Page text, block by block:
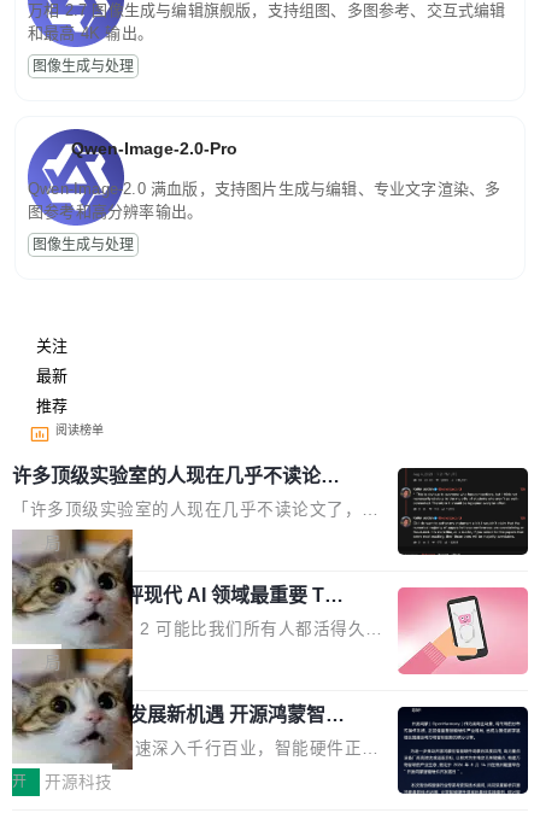
万相 2.7 图像生成与编辑旗舰版，支持组图、多图参考、交互式编辑
和最高 4K 输出。
图像生成与处理
Qwen-Image-2.0-Pro
Qwen-Image-2.0 满血版，支持图片生成与编辑、专业文字渲染、多
图参考和高分辨率输出。
图像生成与处理
关注
最新
推荐
阅读榜单
许多顶级实验室的人现在几乎不读论文
了
「许多顶级实验室的人现在几乎不读论文了，而
且他们认为 ICLR/ICML/NeurIPS 充斥着大量过
度宣传和欺诈。」 OpenAI 研究员 Keller Jorda
n 这条推文引发了广泛讨论。他不是在说风凉
话，他是说出了一个圈内人尽皆知但很少公开捅
破的事实。 Jordan 随后补充了一句软化声明：
「我不认为这些会议上大部分论文都在过度宣传
或造假。问题是，作为读者，如果你筛选出那些
看起来最令人兴奋的论文，那它们大部分都是过
度宣传的。」 这才是真正的痛点。不是所有论文
都有问题，是最吸引眼球的那批论文最有问题。
局
xAI 前工程师评现代 AI 领域最重要 Top
3 开源项目
Flash Attention 2 可能比我们所有人都活得久。
这句话不是来自某个技术博客，而是出自 Hieu
Pham 的一条推文。Hieu Pham 是谁？他是 xAI
的早期工程师之一，在 Grok 训练基础设施团队
工作过。近日他在 X 上发了一条帖子，列出了他
认为现代 AI 领域最重要的三个开源项目。 第一
个名字毫无悬念：Flash Attention 2。 Hieu 的
局
共商智能硬件发展新机遇 开源鸿蒙智能
硬件开发者日杭州站即将举行
随着万物智联加速深入千行百业，智能硬件正从
单点设备迈向智能化、网联化、协同化发展。作
开 开源科技